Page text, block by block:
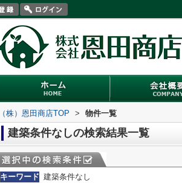
（株）恩田商店TOP > 物件一覧
建築条件なしの検索結果一覧
キーワード 建築条件なし